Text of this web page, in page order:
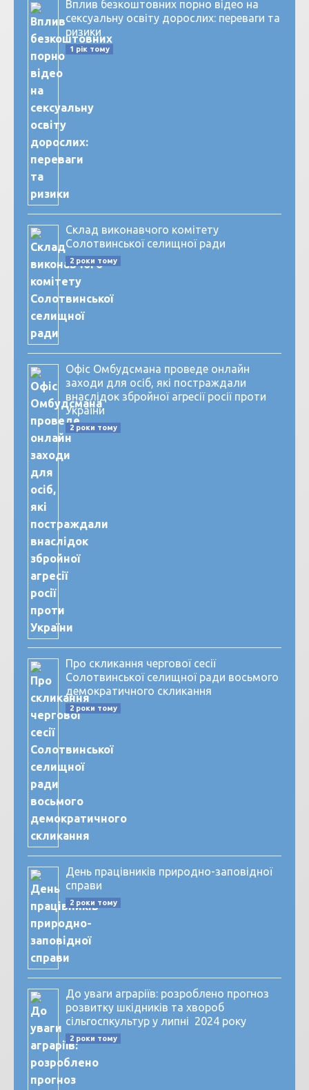
Вплив безкоштовних порно відео на
сексуальну освіту дорослих: переваги та
ризики
1 рік тому
Склад виконавчого комітету
Солотвинської селищної ради
2 роки тому
Офіс Омбудсмана проведе онлайн
заходи для осіб, які постраждали
внаслідок збройної агресії росії проти
України
2 роки тому
Про скликання чергової сесії
Солотвинської селищної ради восьмого
демократичного скликання
2 роки тому
День працівників природно-заповідної
справи
2 роки тому
До уваги аграріїв: розроблено прогноз
розвитку шкідників та хвороб
сільгоспкультур у липні 2024 року
2 роки тому